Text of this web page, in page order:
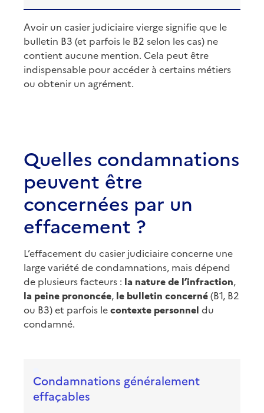
Avoir un casier judiciaire vierge signifie que le
bulletin B3 (et parfois le B2 selon les cas) ne
contient aucune mention. Cela peut être
indispensable pour accéder à certains métiers
ou obtenir un agrément.
Quelles condamnations
peuvent être
concernées par un
effacement ?
L’effacement du casier judiciaire concerne une
large variété de condamnations, mais dépend
de plusieurs facteurs : la nature de l’infraction,
la peine prononcée, le bulletin concerné(B1, B2
ou B3) et parfois lecontexte personnel du
condamné.
Condamnations généralement
effaçables